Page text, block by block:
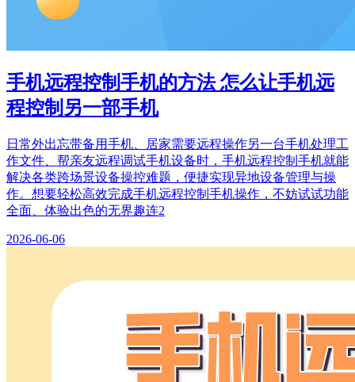
手机远程控制手机的方法 怎么让手机远
程控制另一部手机
日常外出忘带备用手机、居家需要远程操作另一台手机处理工
作文件、帮亲友远程调试手机设备时，手机远程控制手机就能
解决各类跨场景设备操控难题，便捷实现异地设备管理与操
作。想要轻松高效完成手机远程控制手机操作，不妨试试功能
全面、体验出色的无界趣连2
2026-06-06